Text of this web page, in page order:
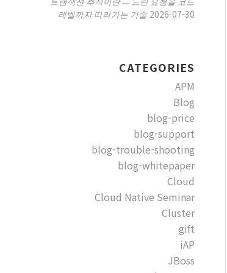
레벨까지 따라가는 기술 2026-07-30
CATEGORIES
APM
Blog
blog-price
blog-support
blog-trouble-shooting
blog-whitepaper
Cloud
Cloud Native Seminar
Cluster
gift
iAP
JBoss